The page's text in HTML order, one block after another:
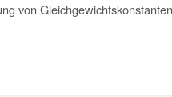
von Gleichgewichtskonstanten